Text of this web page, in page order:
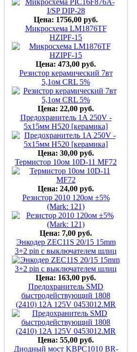
Цена: 1756,00 руб.
Микросхема LM1876TF
HZIPF-15
Цена: 473,00 руб.
Резистор керамический 7вт
5,1ом CRL 5%
Цена: 22,00 руб.
Предохранитель 1A 250V -
5х15мм H520 [керамика]
Цена: 30,00 руб.
Термистор 10ом 10D-11 MF72
Цена: 24,00 руб.
Резистор 2010 120ом ±5%
(Mark: 121)
Цена: 7,00 руб.
Энкодер ZEC11S 20/15 15mm
3+2 pin с выключателем шлиц
Цена: 163,00 руб.
Предохранитель SMD
быстродействующий 1808
(2410) 12A 125V 0453012.MR
Цена: 55,00 руб.
Диодный мост KBPC1010 BR-